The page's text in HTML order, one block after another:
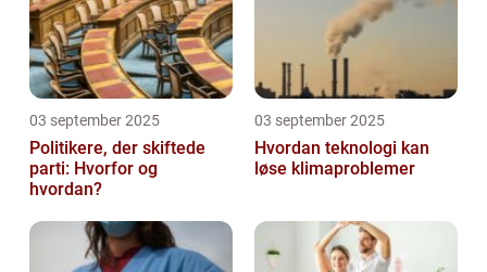
03 september 2025
Politikere, der skiftede
parti: Hvorfor og
hvordan?
03 september 2025
Hvordan teknologi kan
løse klimaproblemer